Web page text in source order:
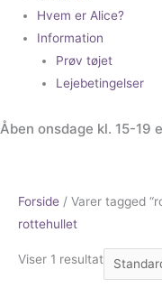
Hvem er Alice?
Information
Prøv tøjet
Lejebetingelser
Åben onsdage kl. 15-19
Forside / Varer tagged
rottehullet
Viser 1 resultat